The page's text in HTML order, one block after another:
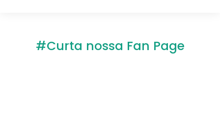
#Curta nossa Fan Page